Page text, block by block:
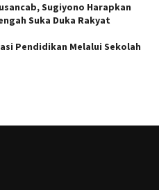
Sugiyono Harapkan
Suka Duka Rakyat
Pendidikan Melalui Sekolah